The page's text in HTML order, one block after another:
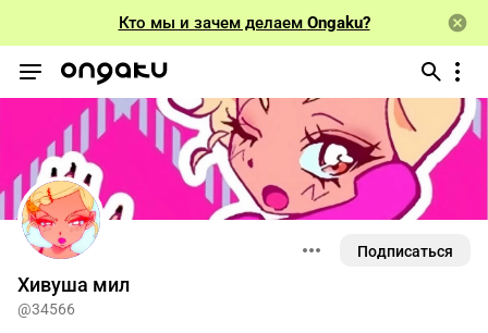
Кто мы и зачем делаем Ongaku?
Хивуша мил
Подписаться
@34566